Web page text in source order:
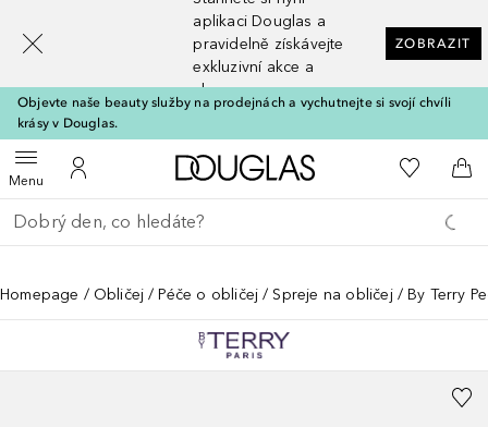
aplikaci Douglas a
pravidelně získávejte
exkluzivní akce a
slevy
ZOBRAZIT
Objevte naše beauty služby na prodejnách a vychutnejte si svojí chvíli
krásy v Douglas.
MenuOtevřít menuK mému účtu
Domů K mému
Do
Vraťte se
Proveďte vyhledávání
Homepage Obličej Péče o obličej Spreje na obličej By Terry
[navigation.slideout.screenreader]